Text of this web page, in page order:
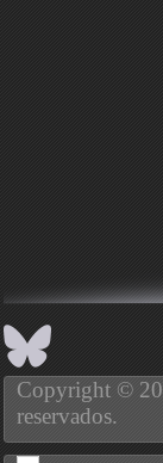
Copyright ©
reservados.